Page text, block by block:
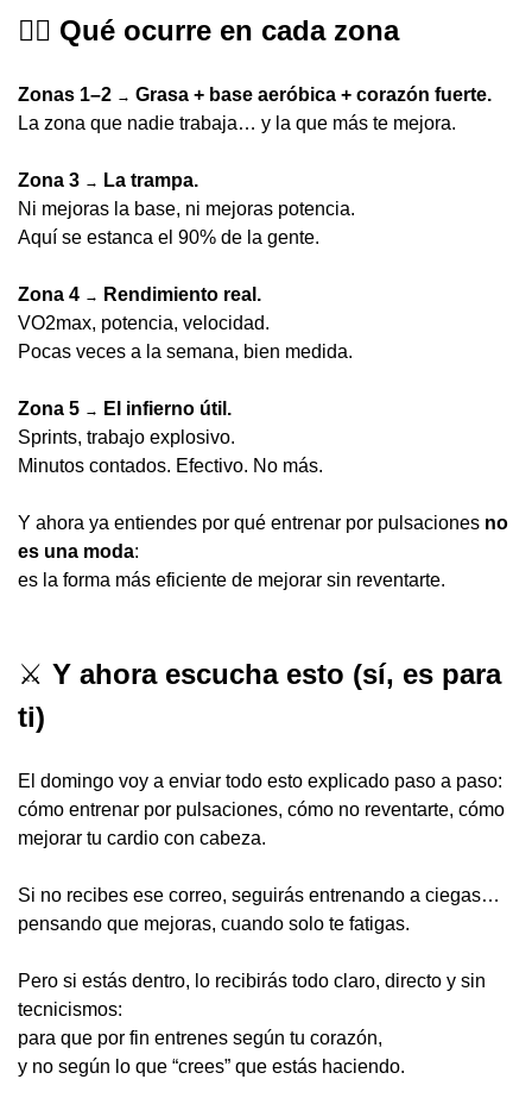
❤️‍🔥 Qué ocurre en cada zona
Zonas 1–2 → Grasa + base aeróbica + corazón fuerte.
La zona que nadie trabaja… y la que más te mejora.
Zona 3 →
La trampa.
Ni mejoras la base, ni mejoras potencia.
Aquí se estanca el 90% de la gente.
Zona 4 →
Rendimiento real.
VO2max, potencia, velocidad.
Pocas veces a la semana, bien medida.
Zona 5 →
El infierno útil.
Sprints, trabajo explosivo.
Minutos contados. Efectivo. No más.
Y ahora ya entiendes por qué entrenar por pulsaciones no
es una moda:
es la forma más eficiente de mejorar sin reventarte.
⚔️ Y ahora escucha esto (sí, es para
ti)
El domingo voy a enviar todo esto explicado paso a paso:
cómo entrenar por pulsaciones, cómo no reventarte, cómo
mejorar tu cardio con cabeza.
Si no recibes ese correo, seguirás entrenando a ciegas…
pensando que mejoras, cuando solo te fatigas.
Pero si estás dentro, lo recibirás todo claro, directo y sin
tecnicismos:
para que por fin entrenes según tu corazón,
y no según lo que “crees” que estás haciendo.